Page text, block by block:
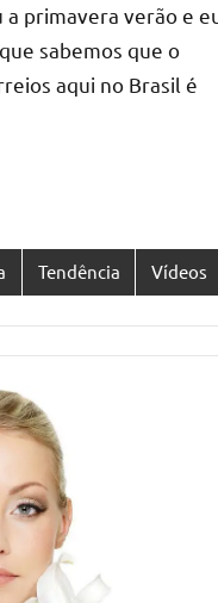
a primavera verão e
sabemos que o
aqui no Brasil é
Tendência Vídeos